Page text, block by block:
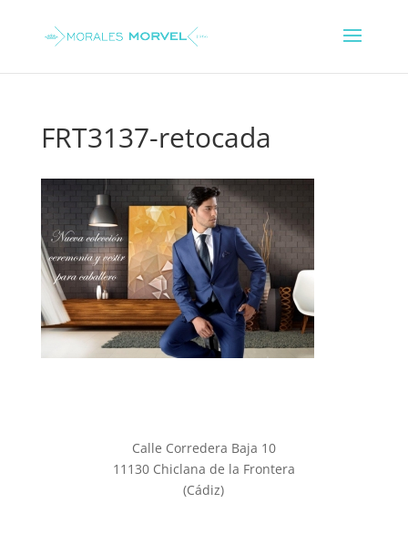
FRT3137-retocada
Calle Corredera Baja 10
11130 Chiclana de la Frontera
(Cádiz)